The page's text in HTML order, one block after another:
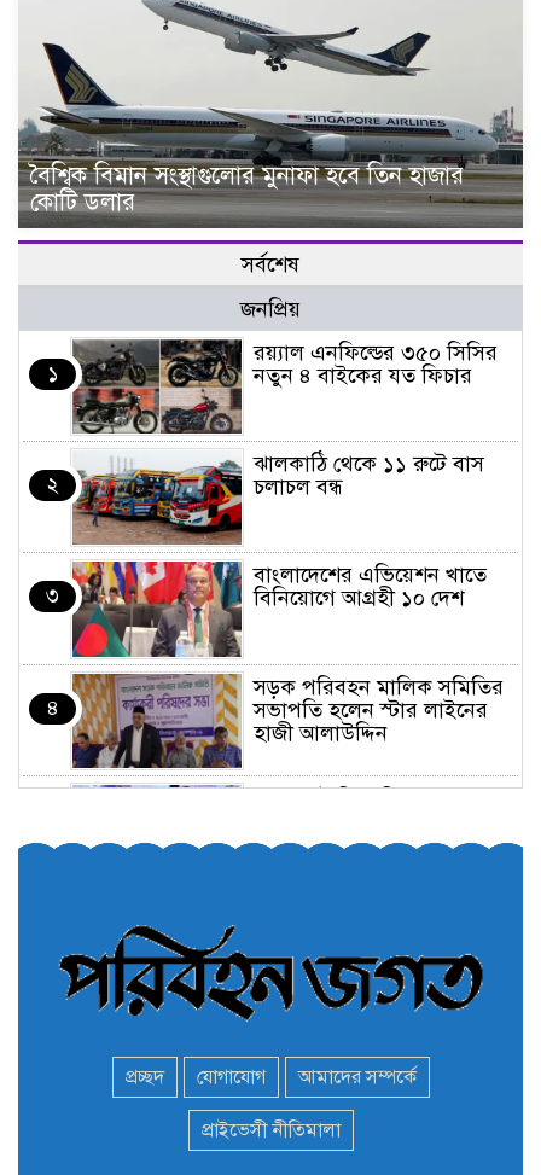
বৈশ্বিক বিমান সংস্থাগুলোর মুনাফা হবে তিন হাজার
কোটি ডলার
সর্বশেষ
জনপ্রিয়
১
র‌য়্যাল এনফিল্ডের ৩৫০ সিসির
নতুন ৪ বাইকের যত ফিচার
২
ঝালকাঠি থেকে ১১ রুটে বাস
চলাচল বন্ধ
৩
বাংলাদেশের এভিয়েশন খাতে
বিনিয়োগে আগ্রহী ১০ দেশ
৪
সড়ক পরিবহন মালিক সমিতির
সভাপতি হলেন স্টার লাইনের
হাজী আলাউদ্দিন
অনির্দিষ্টকালের জন্য বাংলাদেশে
মন্ত্রী এমপিদের দেশত্যাগের
হিড়িক : নিরাপদ আশ্রয়ে
প্রচ্ছদ যোগাযোগ আমাদের সম্পর্কে
প্রাইভেসী নীতিমালা